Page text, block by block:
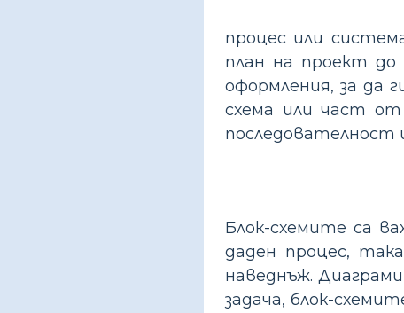
процес или
план на проект до
оформления, за да
схема или част
последователност
Блок-схемите са
даден процес,
наведнъж.
задача, блок-